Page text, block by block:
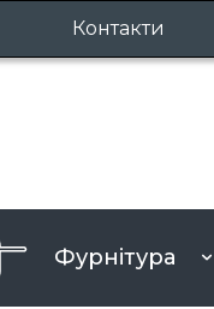
Контакти
Фурнітура